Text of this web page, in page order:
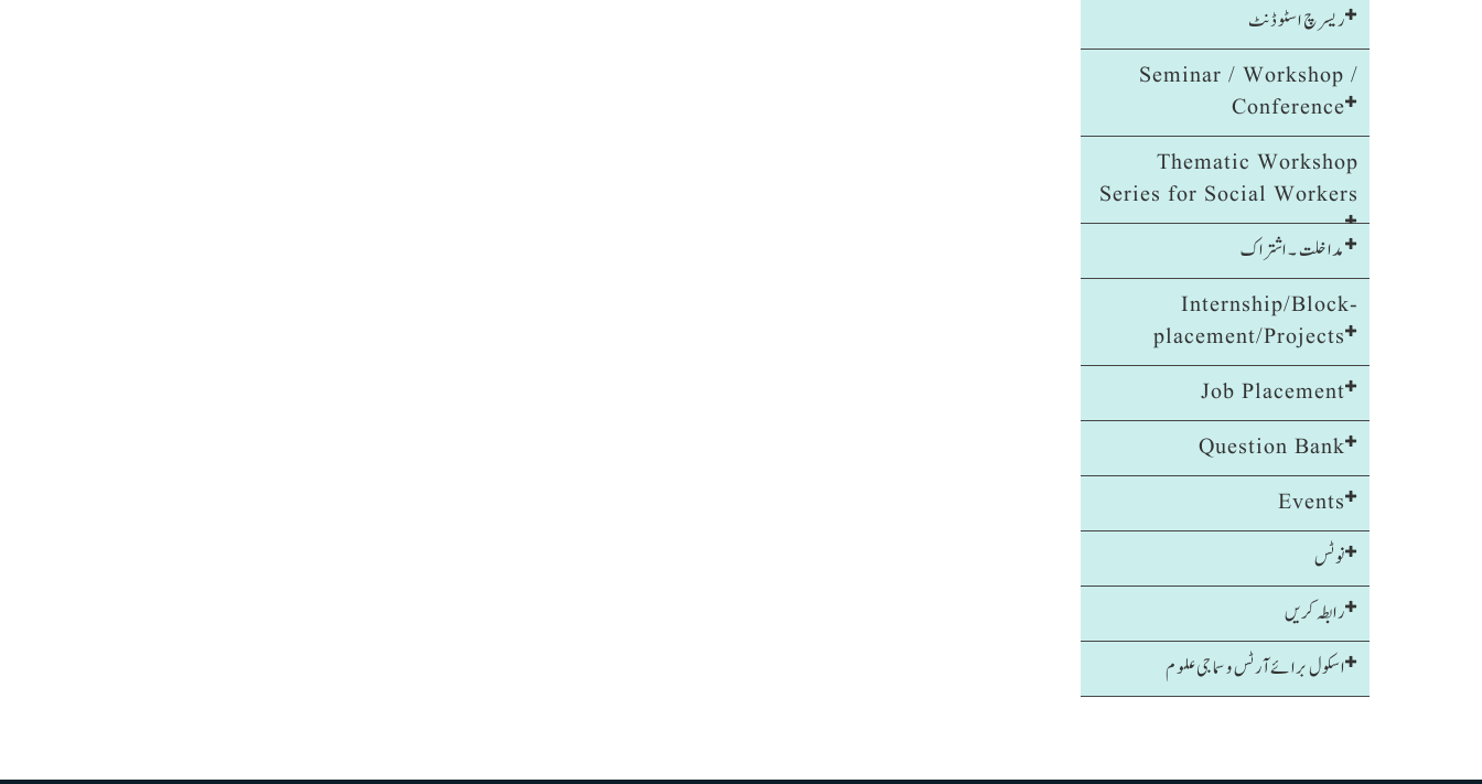
ریسرچ اسٹوڈنٹ
Seminar / Workshop /
Conference
Thematic Workshop
Series for Social Workers
مداخلت ۔ اشتراک
Internship/Block-
placement/Projects
Job Placement
Question Bank
Events
نوٹس
رابطہ کریں
اسکول برائےآرٹس و سماجی علوم